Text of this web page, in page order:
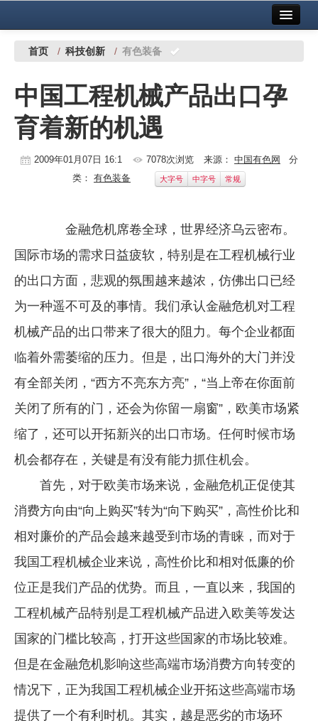
中国有色金属报社主办 广告服务
铜镍铅锌
铝
稀有稀土
镁钛
地矿 建设
党建工作
企业文化
《资源再生》杂志
数字报
首页 / 科技创新 / 有色装备
中国工程机械产品出口孕
育着新的机遇
2009年01月07日 16:1 7078次浏览 来源： 中国有色网
分
类： 有色装备 大字号 中字号 常规
金融危机席卷全球，世界经济乌云密布。
国际市场的需求日益疲软，特别是在工程机械行业
的出口方面，悲观的氛围越来越浓，仿佛出口已经
为一种遥不可及的事情。我们承认金融危机对工程
机械产品的出口带来了很大的阻力。每个企业都面
临着外需萎缩的压力。但是，出口海外的大门并没
有全部关闭，“西方不亮东方亮”，“当上帝在你面前
关闭了所有的门，还会为你留一扇窗”，欧美市场紧
缩了，还可以开拓新兴的出口市场。任何时候市场
机会都存在，关键是有没有能力抓住机会。
首先，对于欧美市场来说，金融危机正促使其
消费方向由“向上购买”转为“向下购买”，高性价比和
相对廉价的产品会越来越受到市场的青睐，而对于
我国工程机械企业来说，高性价比和相对低廉的价
位正是我们产品的优势。而且，一直以来，我国的
工程机械产品特别是工程机械产品进入欧美等发达
国家的门槛比较高，打开这些国家的市场比较难。
但是在金融危机影响这些高端市场消费方向转变的
情况下，正为我国工程机械企业开拓这些高端市场
提供了一个有利时机。其实，越是恶劣的市场环